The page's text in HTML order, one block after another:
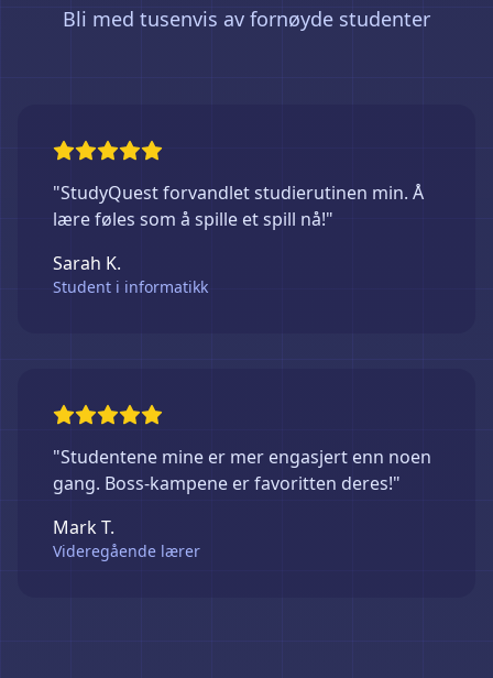
Bli med tusenvis av fornøyde studenter
"StudyQuest forvandlet studierutinen min. Å
lære føles som å spille et spill nå!"
Sarah K.
Student i informatikk
"Studentene mine er mer engasjert enn noen
gang. Boss-kampene er favoritten deres!"
Mark T.
Videregående lærer